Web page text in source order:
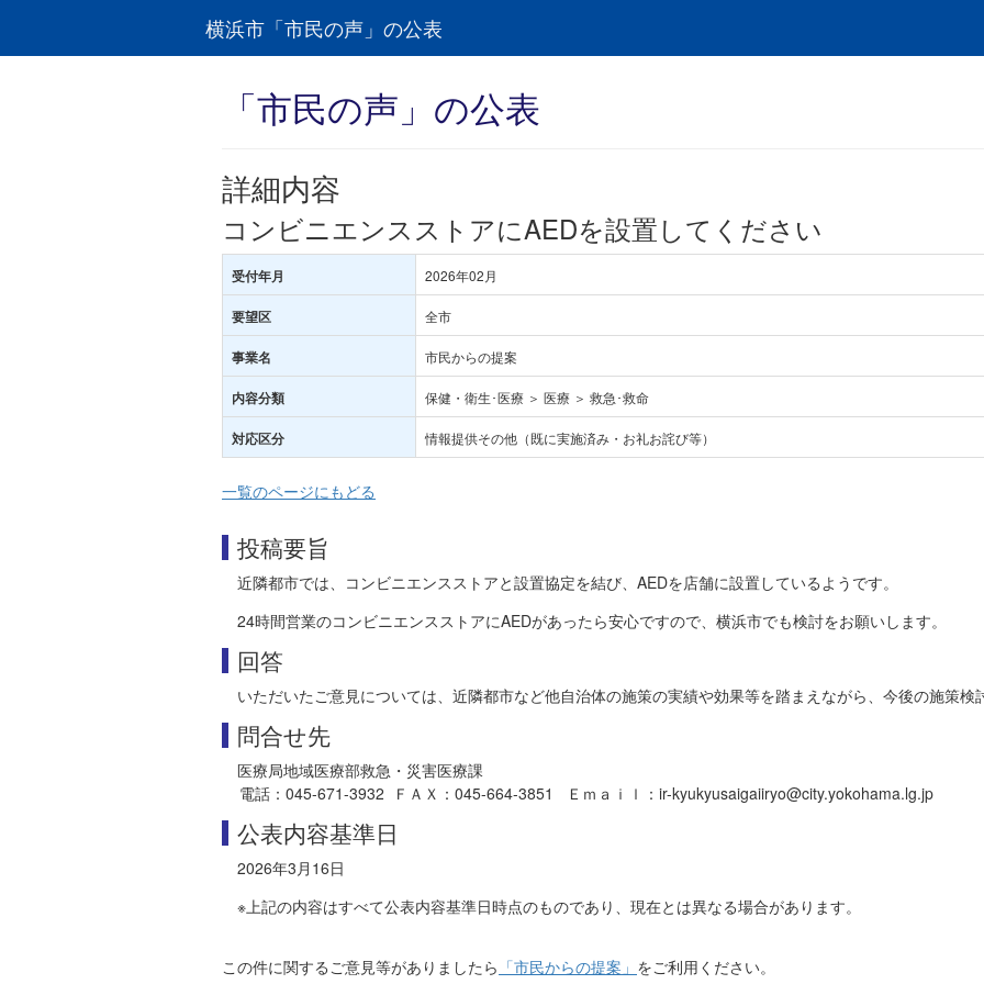
横浜市「市民の声」の公表
「市民の声」の公表
詳細内容
コンビニエンスストアにAEDを設置してください
受付年月 2026年02月
要望区 全市
事業名 市民からの提案
内容分類 保健・衛生･医療 ＞ 医療 ＞ 救急･救命
対応区分 情報提供その他（既に実施済み・お礼お詫び等）
一覧のページにもどる
投稿要旨
近隣都市では、コンビニエンスストアと設置協定を結び、AEDを店舗に設置しているようです。
24時間営業のコンビニエンスストアにAEDがあったら安心ですので、横浜市でも検討をお願いします。
回答
いただいたご意見については、近隣都市など他自治体の施策の実績や効果等を踏まえながら、今後の施策検
問合せ先
医療局地域医療部救急・災害医療課
電話：045-671-3932 ＦＡＸ：045-664-3851 Ｅｍａｉｌ：ir-kyukyusaigaiiryo@city.yokohama.lg.jp
公表内容基準日
2026年3月16日
※上記の内容はすべて公表内容基準日時点のものであり、現在とは異なる場合があります。
この件に関するご意見等がありましたら 「市民からの提案」 をご利用ください。